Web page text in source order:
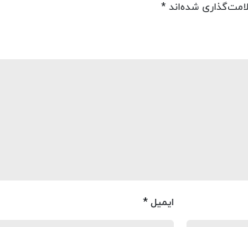
شده‌اند*
ایمیل *